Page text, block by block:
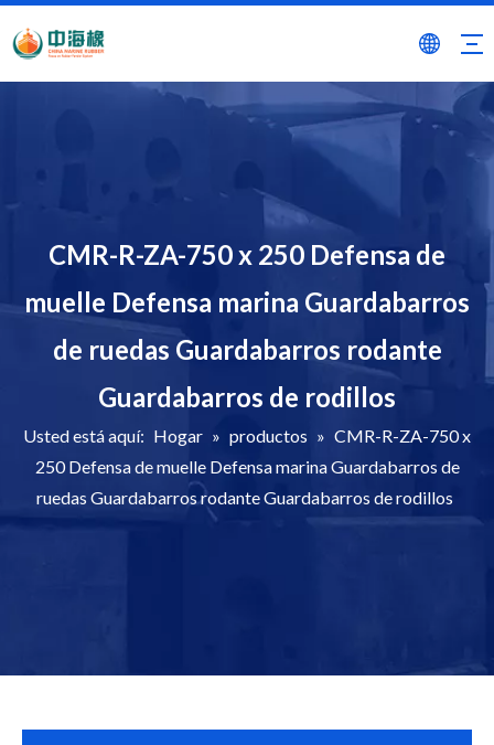
CMR-R-ZA-750 x 250 Defensa de
muelle Defensa marina Guardabarros
de ruedas Guardabarros rodante
Guardabarros de rodillos
Usted está aquí: Hogar » productos » CMR-R-ZA-750 x
250 Defensa de muelle Defensa marina Guardabarros de
ruedas Guardabarros rodante Guardabarros de rodillos